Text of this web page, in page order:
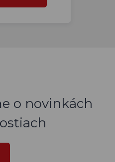
o novinkách